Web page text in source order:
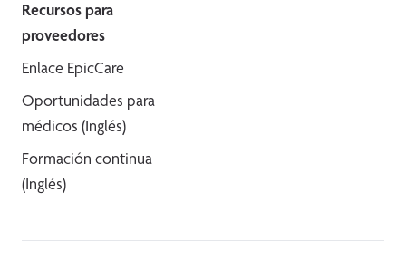
Recursos para
proveedores
Enlace EpicCare
Oportunidades para
médicos (Inglés)
Formación continua
(Inglés)